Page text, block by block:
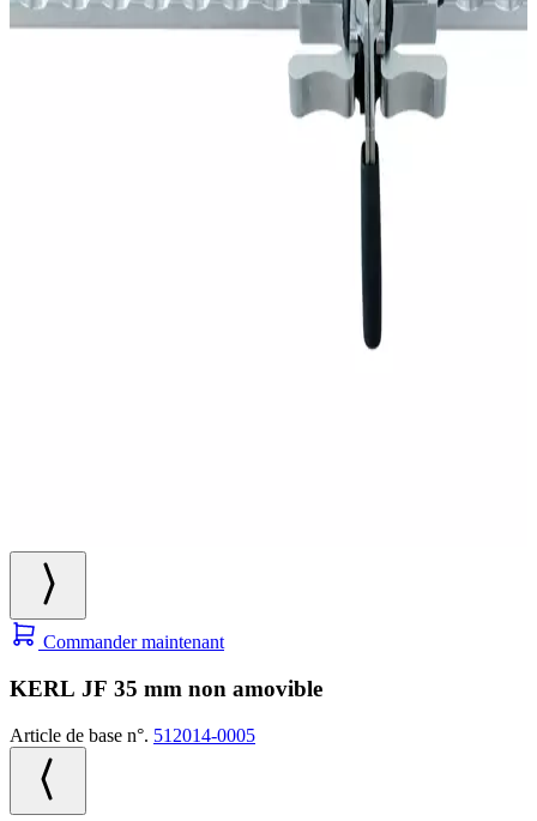
Commander maintenant
KERL JF 35 mm non amovible
Article de base n°. 512014-0005